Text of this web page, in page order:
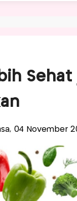
04 November